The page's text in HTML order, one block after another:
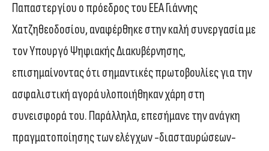
Παπαστεργίου ο πρόεδρος του ΕΕΑ Γιάννης
Χατζηθεοδοσίου, αναφέρθηκε στην καλή συνεργασία με
τον Υπουργό Ψηφιακής Διακυβέρνησης,
επισημαίνοντας ότι σημαντικές πρωτοβουλίες για την
ασφαλιστική αγορά υλοποιήθηκαν χάρη στη
συνεισφορά του. Παράλληλα, επεσήμανε την ανάγκη
πραγματοποίησης των ελέγχων -διασταυρώσεων-